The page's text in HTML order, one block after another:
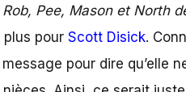
Pee, Mason et North
plus pour Scott Disick.
pour dire qu’elle